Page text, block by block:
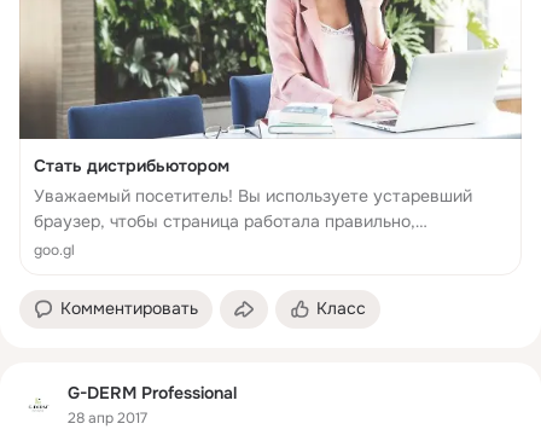
Стать дистрибьютором
Уважаемый посетитель! Вы используете устаревший
браузер, чтобы страница работала правильно,
рекомендуется использовать современный браузер.
goo.gl
Комментировать Класс
G-DERM Professional
28 апр 2017